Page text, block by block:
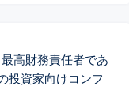
高財務責任者であ
投資家向けコンフ